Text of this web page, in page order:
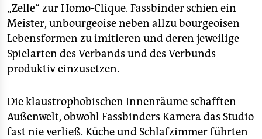
„Zelle“ zur Homo-Clique. Fassbinder schien ein
Meister, unbourgeoise neben allzu bourgeoisen
Lebensformen zu imitieren und deren jeweilige
Spielarten des Verbands und des Verbunds
produktiv einzusetzen.
Die klaustrophobischen Innenräume schafften
Außenwelt, obwohl Fassbinders Kamera das Studio
fast nie verließ. Küche und Schlafzimmer führten